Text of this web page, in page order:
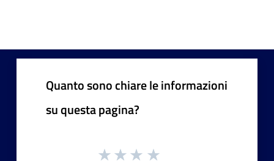
Quanto sono chiare le informazioni
su questa pagina?